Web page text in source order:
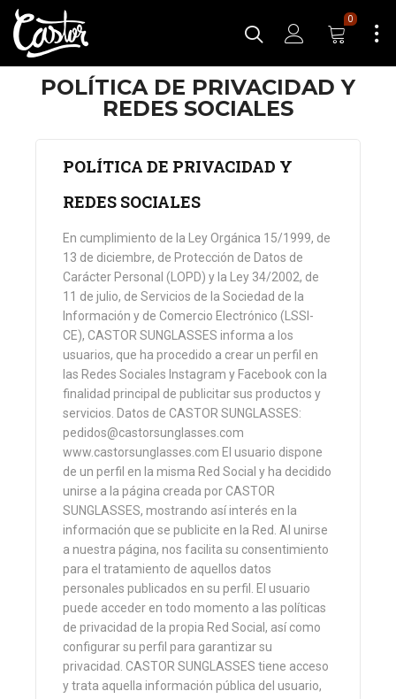
0
POLÍTICA DE PRIVACIDAD Y
REDES SOCIALES
POLÍTICA DE PRIVACIDAD Y
REDES SOCIALES
En cumplimiento de la Ley Orgánica 15/1999, de
13 de diciembre, de Protección de Datos de
Carácter Personal (LOPD) y la Ley 34/2002, de
11 de julio, de Servicios de la Sociedad de la
Información y de Comercio Electrónico (LSSI-
CE), CASTOR SUNGLASSES informa a los
usuarios, que ha procedido a crear un perfil en
las Redes Sociales Instagram y Facebook con la
finalidad principal de publicitar sus productos y
servicios. Datos de CASTOR SUNGLASSES:
pedidos@castorsunglasses.com
www.castorsunglasses.com El usuario dispone
de un perfil en la misma Red Social y ha decidido
unirse a la página creada por CASTOR
SUNGLASSES, mostrando así interés en la
información que se publicite en la Red. Al unirse
a nuestra página, nos facilita su consentimiento
para el tratamiento de aquellos datos
personales publicados en su perfil. El usuario
puede acceder en todo momento a las políticas
de privacidad de la propia Red Social, así como
configurar su perfil para garantizar su
privacidad. CASTOR SUNGLASSES tiene acceso
y trata aquella información pública del usuario,